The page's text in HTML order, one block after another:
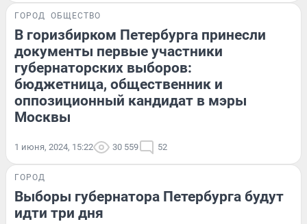
ГОРОД ОБЩЕСТВО
В горизбирком Петербурга принесли
документы первые участники
губернаторских выборов:
бюджетница, общественник и
оппозиционный кандидат в мэры
Москвы
1 июня, 2024, 15:22 30 559 52
ГОРОД
Выборы губернатора Петербурга будут
идти три дня